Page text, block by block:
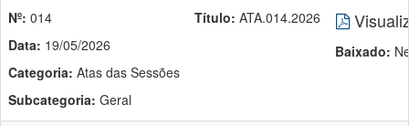
Nº: 014
Data: 19/05/2026
Categoria: Atas das Sessões
Subcategoria: Geral
Título: ATA.014.2026
Baixado: